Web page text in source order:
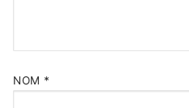
NOM *